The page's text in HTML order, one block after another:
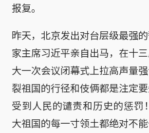
报复。
昨天，北京发出对台层级最强
家主席习近平亲自出马，在十
大一次会议闭幕式上拉高声量
裂祖国的行径和伎俩都是注定
受到人民的谴责和历史的惩
大祖国的每一寸领土都绝对不